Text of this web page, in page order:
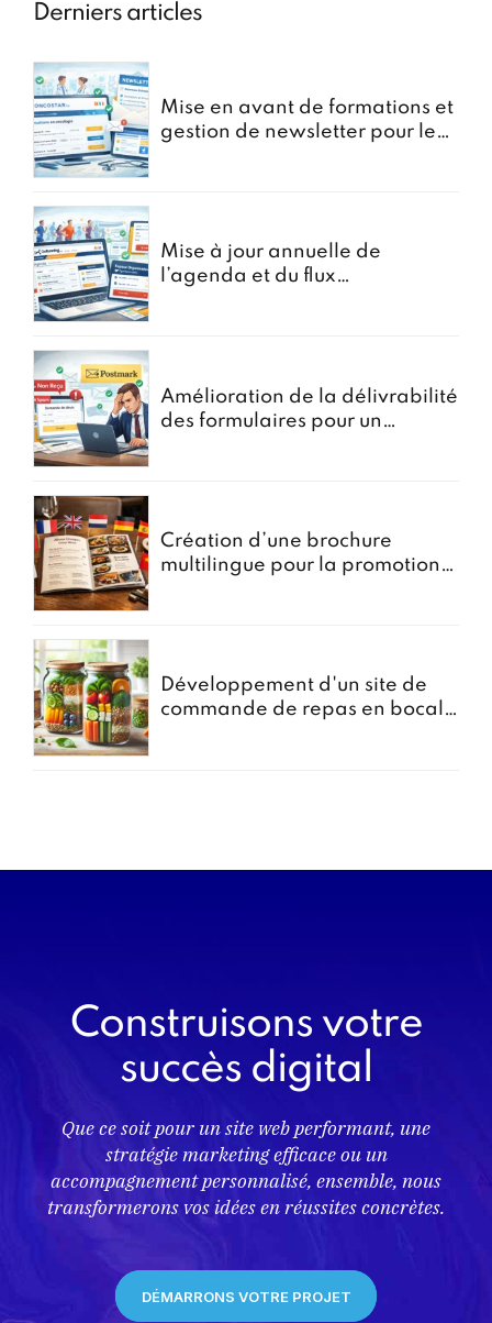
Derniers articles
Mise en avant de formations et
gestion de newsletter pour le
Mise à jour annuelle de
l’agenda et du flux
Amélioration de la délivrabilité
des formulaires pour un
Création d’une brochure
multilingue pour la promotion
Développement d'un site de
commande de repas en bocal -
Construisons votre
succès digital
Que ce soit pour un site web performant, une
stratégie marketing efficace ou un
accompagnement personnalisé, ensemble, nous
transformerons vos idées en réussites concrètes.
DÉMARRONS VOTRE PROJET